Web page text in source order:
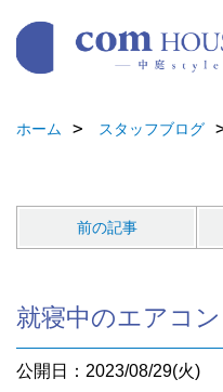
ホーム スタッフブログ
前の記事
就寝中のエアコン
公開日：2023/08/29(火)